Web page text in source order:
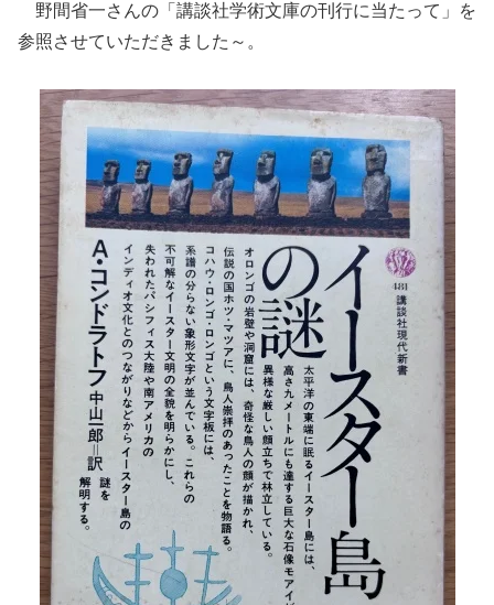
野間省一さんの「講談社学術文庫の刊行に当たって」を
参照させていただきました～。